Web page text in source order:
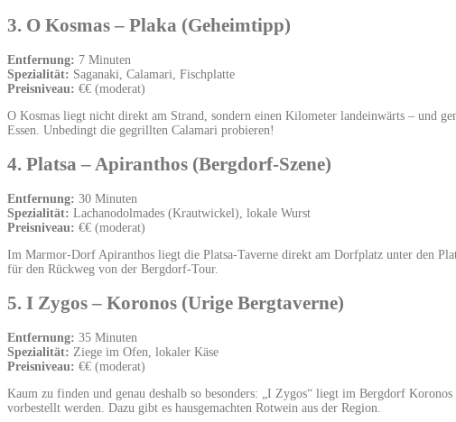
3. O Kosmas – Plaka (Geheimtipp)
Entfernung: 7 Minuten
Spezialität: Saganaki, Calamari, Fischplatte
Preisniveau: €€ (moderat)
O Kosmas liegt nicht direkt am Strand, sondern einen Kilometer landeinwärts – und
Essen. Unbedingt die gegrillten Calamari probieren!
4. Platsa – Apiranthos (Bergdorf-Szene)
Entfernung: 30 Minuten
Spezialität: Lachanodolmades (Krautwickel), lokale Wurst
Preisniveau: €€ (moderat)
Im Marmor-Dorf Apiranthos liegt die Platsa-Taverne direkt am Dorfplatz unter den
für den Rückweg von der Bergdorf-Tour.
5. I Zygos – Koronos (Urige Bergtaverne)
Entfernung: 35 Minuten
Spezialität: Ziege im Ofen, lokaler Käse
Preisniveau: €€ (moderat)
Kaum zu finden und genau deshalb so besonders: „I Zygos“ liegt im Bergdorf
vorbestellt werden. Dazu gibt es hausgemachten Rotwein aus der Region.